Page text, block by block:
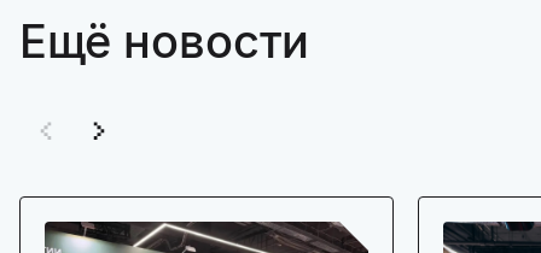
Ещё новости